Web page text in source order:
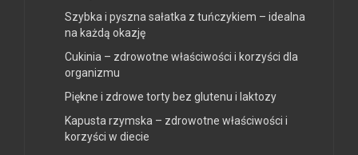
Szybka i pyszna sałatka z tuńczykiem – idealna
na każdą okazję
Cukinia – zdrowotne właściwości i korzyści dla
organizmu
Piękne i zdrowe torty bez glutenu i laktozy
Kapusta rzymska – zdrowotne właściwości i
korzyści w diecie